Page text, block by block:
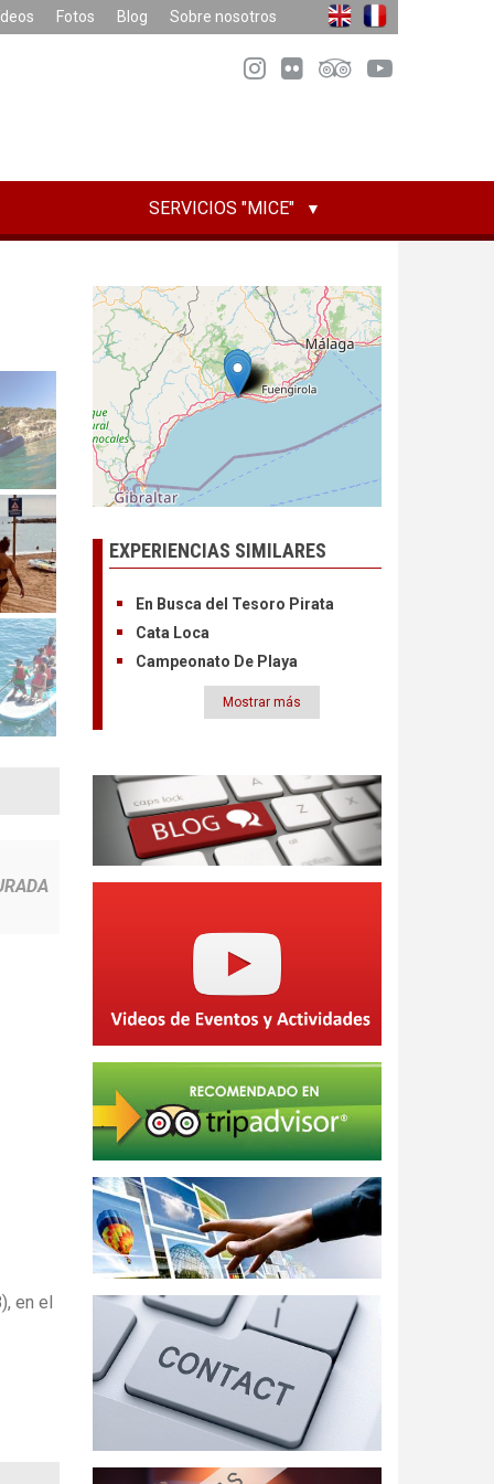
Fotos Blog Sobre nosotros
SERVICIOS "MICE"
en el
EXPERIENCIAS SIMILARES
En Busca del Tesoro Pirata
Cata Loca
Campeonato De Playa
Mostrar más